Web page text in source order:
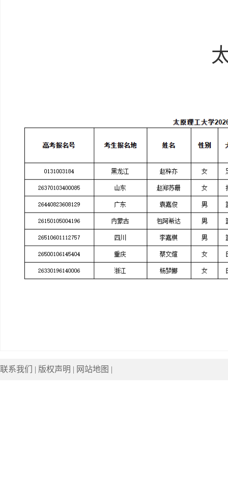
联系我们 | 版权声明 | 网站地图 |